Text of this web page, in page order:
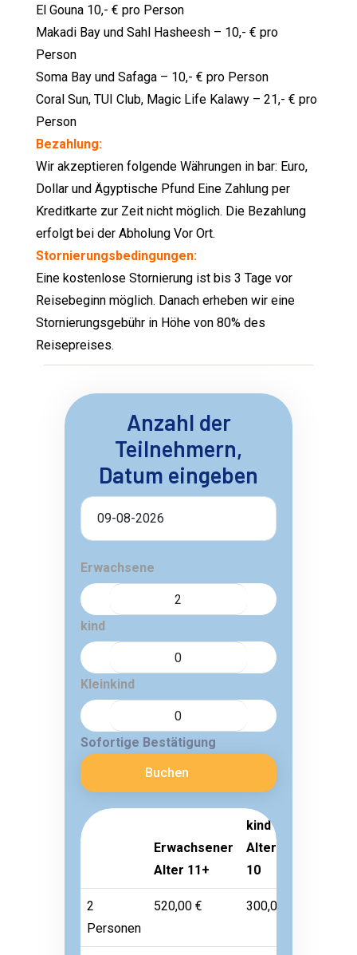
El Gouna 10,- € pro Person
Makadi Bay und Sahl Hasheesh – 10,- € pro
Person
Soma Bay und Safaga – 10,- € pro Person
Coral Sun, TUI Club, Magic Life Kalawy – 21,- € pro
Person
Bezahlung:
Wir akzeptieren folgende Währungen in bar: Euro,
Dollar und Ägyptische Pfund Eine Zahlung per
Kreditkarte zur Zeit nicht möglich. Die Bezahlung
erfolgt bei der Abholung Vor Ort.
Stornierungsbedingungen:
Eine kostenlose Stornierung ist bis 3 Tage vor
Reisebeginn möglich. Danach erheben wir eine
Stornierungsgebühr in Höhe von 80% des
Reisepreises.
Anzahl der
Teilnehmern,
Datum eingeben
Erwachsene
kind
Kleinkind
Sofortige Bestätigung
Buchen
Erwachsener
Alter 11+
kind
Alter 3-
10
2
Personen
520,00 € 300,00 €